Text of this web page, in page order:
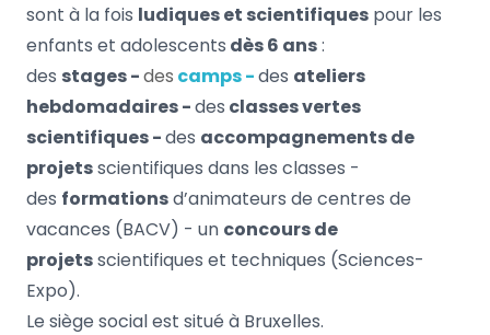
sont à la fois ludiques et scientifiques pour les
enfants et adolescents dès 6 ans:
des stages -des camps -des ateliers
hebdomadaires -des classes vertes
scientifiques -des accompagnements de
projetsscientifiques dans les classes -
des formationsd’animateurs de centres de
vacances (BACV) - un concours de
projetsscientifiques et techniques (Sciences-
Expo).
Le siège social est situé à Bruxelles.